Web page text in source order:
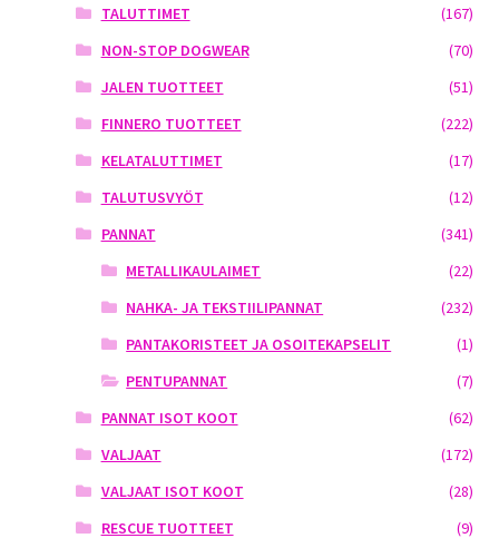
TALUTTIMET
(167)
NON-STOP DOGWEAR
(70)
JALEN TUOTTEET
(51)
FINNERO TUOTTEET
(222)
KELATALUTTIMET
(17)
TALUTUSVYÖT
(12)
PANNAT
(341)
METALLIKAULAIMET
(22)
NAHKA- JA TEKSTIILIPANNAT
(232)
PANTAKORISTEET JA OSOITEKAPSELIT
(1)
PENTUPANNAT
(7)
PANNAT ISOT KOOT
(62)
VALJAAT
(172)
VALJAAT ISOT KOOT
(28)
RESCUE TUOTTEET
(9)